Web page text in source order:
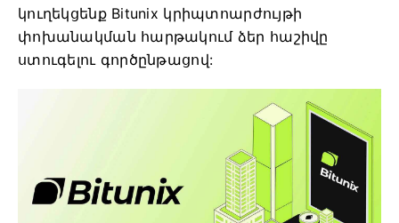
կուղեկցենք Bitunix կրիպտոարժույթի
փոխանակման հարթակում ձեր հաշիվը
ստուգելու գործընթացով: